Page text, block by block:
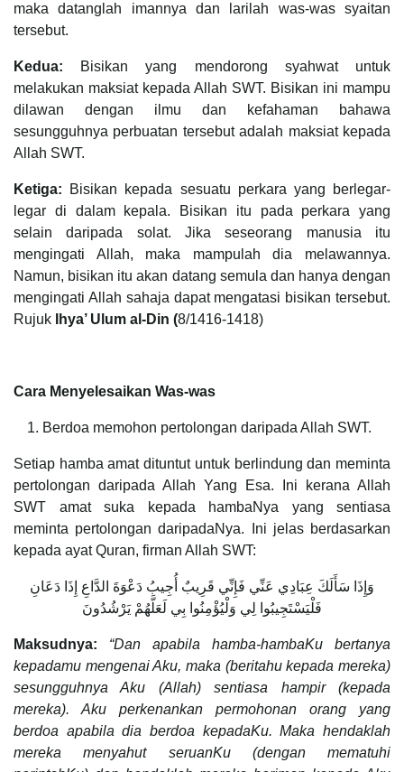
maka datanglah imannya dan larilah was-was syaitan
tersebut.
Kedua:
Bisikan yang mendorong syahwat untuk
melakukan maksiat kepada Allah SWT. Bisikan ini mampu
dilawan dengan ilmu dan kefahaman bahawa
sesungguhnya perbuatan tersebut adalah maksiat kepada
Allah SWT.
Ketiga:
Bisikan kepada sesuatu perkara yang berlegar-
legar di dalam kepala. Bisikan itu pada perkara yang
selain daripada solat. Jika seseorang manusia itu
mengingati Allah, maka mampulah dia melawannya.
Namun, bisikan itu akan datang semula dan hanya dengan
mengingati Allah sahaja dapat mengatasi bisikan tersebut.
Rujuk
Ihya’ Ulum al-Din (8/1416-1418)
Cara Menyelesaikan Was-was
Berdoa memohon pertolongan daripada Allah SWT.
Setiap hamba amat dituntut untuk berlindung dan meminta
pertolongan daripada Allah Yang Esa. Ini kerana Allah
SWT amat suka kepada hambaNya yang sentiasa
meminta pertolongan daripadaNya. Ini jelas berdasarkan
kepada ayat Quran, firman Allah SWT:
وَإِذَا سَأَلَكَ عِبَادِي عَنِّي فَإِنِّي قَرِيبٌ أُجِيبُ دَعْوَةَ الدَّاعِ إِذَا دَعَانِ
فَلْيَسْتَجِيبُوا لِي وَلْيُؤْمِنُوا بِي لَعَلَّهُمْ يَرْشُدُونَ
Maksudnya: “Dan apabila hamba-hambaKu bertanya
kepadamu mengenai Aku, maka (beritahu kepada mereka)
sesungguhnya Aku (Allah) sentiasa hampir (kepada
mereka). Aku perkenankan permohonan orang yang
berdoa apabila dia berdoa kepadaKu. Maka hendaklah
mereka menyahut seruanKu (dengan mematuhi